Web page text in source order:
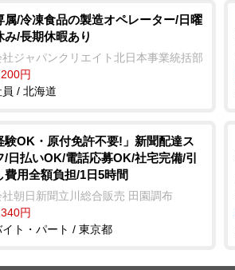
属/冷凍食品の製造オペレーター/日曜
み/長期休暇あり
ジャパンクリエイト北日本事業統括部
円
/ 北海道
験OK・原付免許不要!」新聞配達ス
/日払いOK/電話応募OK/社宅完備/引
費用全額負担/1日5時間
朝日新聞立川総合販売 田園調布
円
イト・パート / 東京都